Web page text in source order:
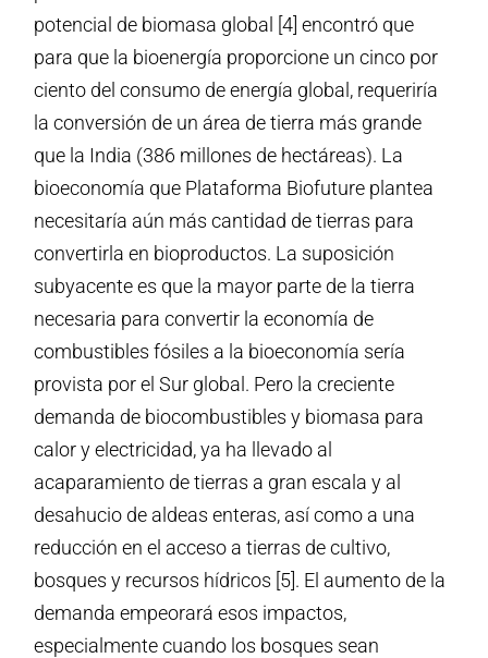
potencial de biomasa global [4] encontró que
para que la bioenergía proporcione un cinco por
ciento del consumo de energía global, requeriría
la conversión de un área de tierra más grande
que la India (386 millones de hectáreas). La
bioeconomía que Plataforma Biofuture plantea
necesitaría aún más cantidad de tierras para
convertirla en bioproductos. La suposición
subyacente es que la mayor parte de la tierra
necesaria para convertir la economía de
combustibles fósiles a la bioeconomía sería
provista por el Sur global. Pero la creciente
demanda de biocombustibles y biomasa para
calor y electricidad, ya ha llevado al
acaparamiento de tierras a gran escala y al
desahucio de aldeas enteras, así como a una
reducción en el acceso a tierras de cultivo,
bosques y recursos hídricos [5]. El aumento de la
demanda empeorará esos impactos,
especialmente cuando los bosques sean